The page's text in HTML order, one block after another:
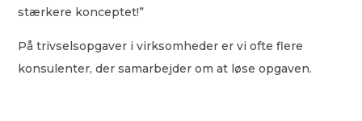
stærkere konceptet!”
På trivselsopgaver i virksomheder er vi ofte flere
konsulenter, der samarbejder om at løse opgaven.